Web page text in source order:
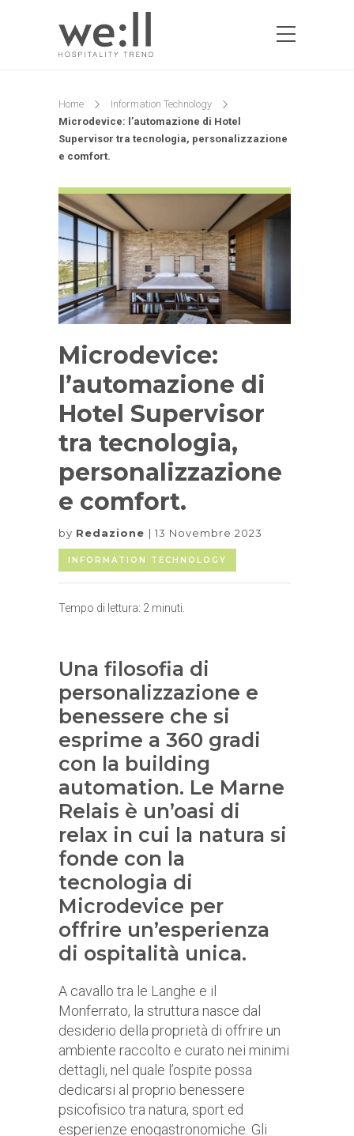
Home
Information Technology
Microdevice: l’automazione di Hotel
Supervisor tra tecnologia, personalizzazione
e comfort.
Microdevice:
l’automazione di
Hotel Supervisor
tra tecnologia,
personalizzazione
e comfort.
by Redazione 13 Novembre 2023
INFORMATION TECHNOLOGY
Tempo di lettura: 2 minuti.
Una filosofia di
personalizzazione e
benessere che si
esprime a 360 gradi
con la building
automation. Le Marne
Relais è un’oasi di
relax in cui la natura si
fonde con la
tecnologia di
Microdevice per
offrire un’esperienza
di ospitalità unica.
A cavallo tra le Langhe e il
Monferrato, la struttura nasce dal
desiderio della proprietà di offrire un
ambiente raccolto e curato nei minimi
dettagli, nel quale l’ospite possa
dedicarsi al proprio benessere
psicofisico tra natura, sport ed
esperienze enogastronomiche. Gli